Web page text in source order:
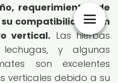
requerimientos de
compatibilidad con
vertical. Las hierbas
y algunas
son excelentes
verticales debido a su